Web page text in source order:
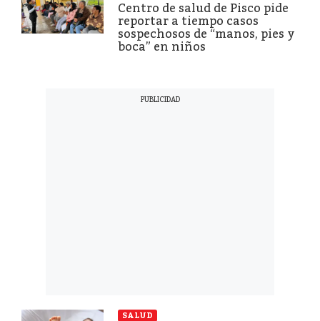
Centro de salud de Pisco pide
reportar a tiempo casos
sospechosos de “manos, pies y
boca” en niños
SALUD